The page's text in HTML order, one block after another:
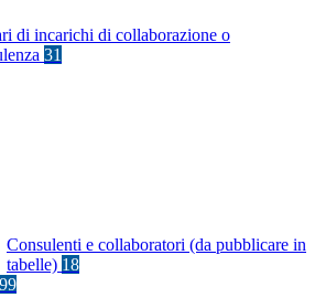
di incarichi di collaborazione o
31
Consulenti e collaboratori (da pubblicare in
tabelle) 18